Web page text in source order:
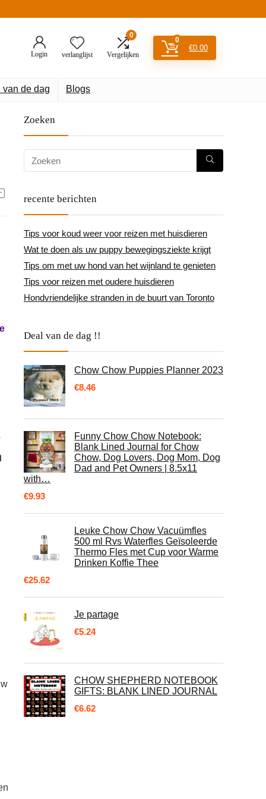
Login verlanglijst
0
Vergelijken
0
€0.00
van de dag Blogs
Zoeken
recente berichten
Tips voor koud weer voor reizen met huisdieren
Wat te doen als uw puppy bewegingsziekte krijgt
Tips om met uw hond van het wijnland te genieten
Tips voor reizen met oudere huisdieren
Hondvriendelijke stranden in de buurt van Toronto
Deal van de dag !!
Chow Chow Puppies Planner 2023
€8.46
Funny Chow Chow Notebook:
Blank Lined Journal for Chow
Chow, Dog Lovers, Dog Mom, Dog
Dad and Pet Owners | 8.5x11
with…
€9.93
Leuke Chow Chow Vacuümfles
500 ml Rvs Waterfles Geïsoleerde
Thermo Fles met Cup voor Warme
Drinken Koffie Thee
€25.62
Je partage
€5.24
CHOW SHEPHERD NOTEBOOK
GIFTS: BLANK LINED JOURNAL
€6.62